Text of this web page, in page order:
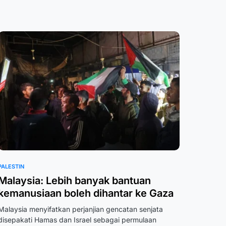
Lebih banyak bantuan
boleh dihantar ke Gaza
menyifatkan perjanjian gencatan senjata
Hamas dan Israel sebagai permulaan